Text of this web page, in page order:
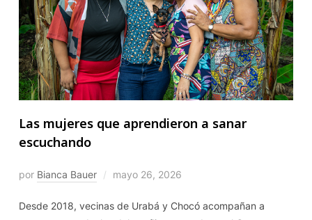
Las mujeres que aprendieron a sanar
escuchando
por Bianca Bauer mayo 26, 2026
Desde 2018, vecinas de Urabá y Chocó acompañan a